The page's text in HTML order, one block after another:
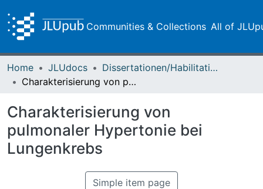
Communities & Collections All of
Home JLUdocs
Dissertationen/Habilitationen
Charakterisierung von pulmonaler Hypertonie bei Lungenkrebs
Charakterisierung von
pulmonaler Hypertonie bei
Lungenkrebs
Simple item page